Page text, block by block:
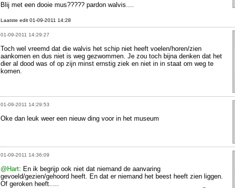
Blij met een dooie mus????? pardon walvis....
Laatste edit 01-09-2011 14:28
01-09-2011 14:29:27
Toch wel vreemd dat die walvis het schip niet heeft voelen/horen/zien
aankomen en dus niet is weg gezwommen. Je zou toch bijna denken dat het
dier al dood was of op zijn minst ernstig ziek en niet in in staat om weg te
komen.
01-09-2011 14:29:53
Oke dan leuk weer een nieuw ding voor in het museum
01-09-2011 14:36:09
@Hart: En ik begrijp ook niet dat niemand de aanvaring
gevoeld/gezien/gehoord heeft. En dat er niemand het beest heeft zien liggen.
Of geroken heeft.....